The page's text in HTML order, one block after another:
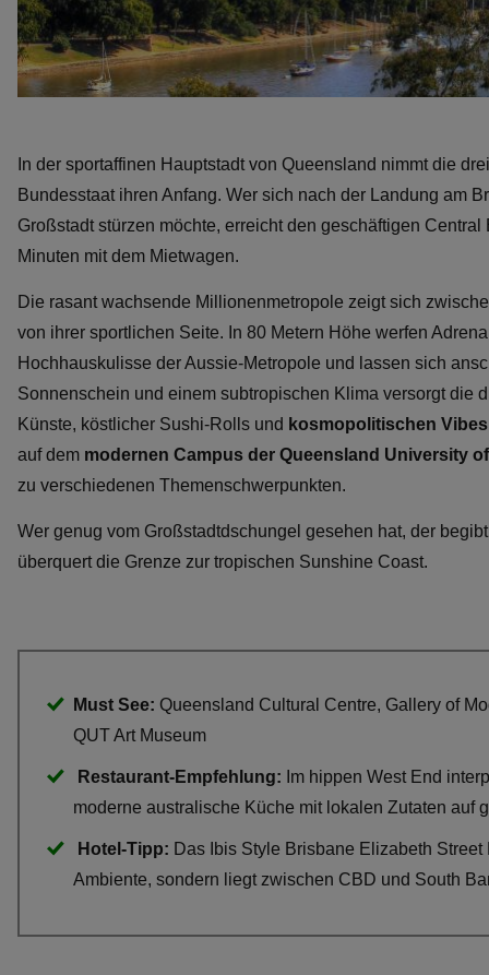
In der sportaffinen Hauptstadt von Queensland nimmt die
Bundesstaat ihren Anfang. Wer sich nach der Landung am
Großstadt stürzen möchte, erreicht den geschäftigen
Minuten mit dem Mietwagen.
Die rasant wachsende Millionenmetropole zeigt sich
von ihrer sportlichen Seite. In 80 Metern Höhe werfen
Hochhauskulisse der Aussie-Metropole und lassen sich
Sonnenschein und einem subtropischen Klima versorgt die
Künste, köstlicher Sushi-Rolls und kosmopolitischen Vibes
auf dem modernen Campus der Queensland University
zu verschiedenen Themenschwerpunkten.
Wer genug vom Großstadtdschungel gesehen hat, der
überquert die Grenze zur tropischen Sunshine Coast.
Must See: Queensland Cultural Centre, Gallery of
QUT Art Museum
Restaurant-Empfehlung: Im hippen West End
moderne australische Küche mit lokalen Zutaten auf
Hotel-Tipp: Das Ibis Style Brisbane Elizabeth
Ambiente, sondern liegt zwischen CBD und South